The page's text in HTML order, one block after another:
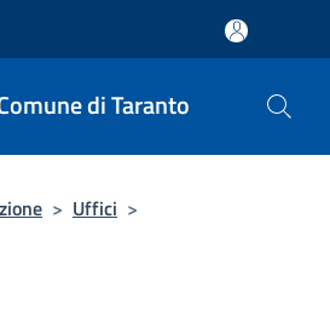
di Taranto
> Uffici >